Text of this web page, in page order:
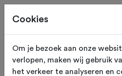
MONUMENT Schokland
Cookies
Om je bezoek aan onze
verlopen, maken wij gebruik
het verkeer te analyseren en